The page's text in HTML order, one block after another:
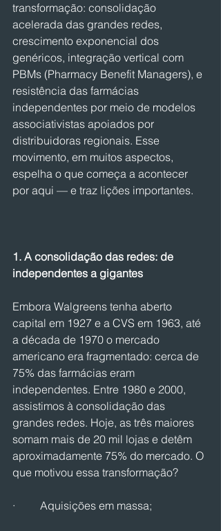
transformação: consolidação
acelerada das grandes redes,
crescimento exponencial dos
genéricos, integração vertical com
PBMs (Pharmacy Benefit Managers), e
resistência das farmácias
independentes por meio de modelos
associativistas apoiados por
distribuidoras regionais. Esse
movimento, em muitos aspectos,
espelha o que começa a acontecer
por aqui — e traz lições importantes.
1. A consolidação das redes: de
independentes a gigantes
Embora Walgreens tenha aberto
capital em 1927 e a CVS em 1963, até
a década de 1970 o mercado
americano era fragmentado: cerca de
75% das farmácias eram
independentes. Entre 1980 e 2000,
assistimos à consolidação das
grandes redes. Hoje, as três maiores
somam mais de 20 mil lojas e detêm
aproximadamente 75% do mercado. O
que motivou essa transformação?
·         Aquisições em massa;